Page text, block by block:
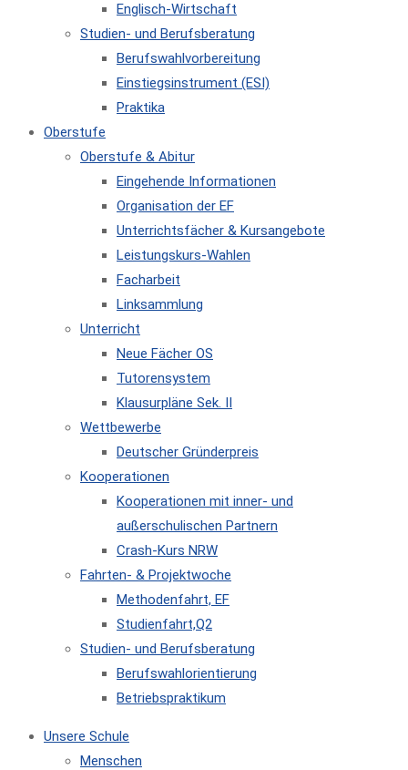
Englisch-Wirtschaft
Studien- und Berufsberatung
Berufswahlvorbereitung
Einstiegsinstrument (ESI)
Praktika
Oberstufe
Oberstufe & Abitur
Eingehende Informationen
Organisation der EF
Unterrichtsfächer & Kursangebote
Leistungskurs-Wahlen
Facharbeit
Linksammlung
Unterricht
Neue Fächer OS
Tutorensystem
Klausurpläne Sek. II
Wettbewerbe
Deutscher Gründerpreis
Kooperationen
Kooperationen mit inner- und
außerschulischen Partnern
Crash-Kurs NRW
Fahrten- & Projektwoche
Methodenfahrt, EF
Studienfahrt,Q2
Studien- und Berufsberatung
Berufswahlorientierung
Betriebspraktikum
Unsere Schule
Menschen